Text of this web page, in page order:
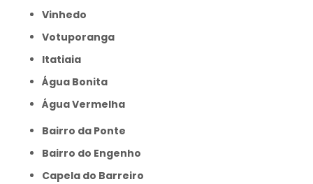
Vinhedo
Votuporanga
itatiaia
Água Bonita
Água Vermelha
Bairro da Ponte
Bairro do Engenho
Capela do Barreiro